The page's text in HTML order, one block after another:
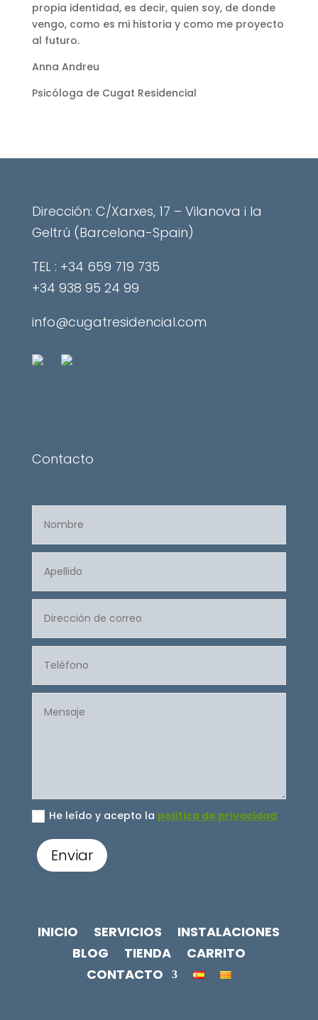
propia identidad, es decir, quien soy, de donde
vengo, como es mi historia y como me proyecto
al futuro.
Anna Andreu
Psicóloga de Cugat Residencial
Dirección: C/Xarxes, 17 – Vilanova i la
Geltrú (Barcelona-Spain)
​TEL : +34 659 719 735
+34 938 95 24 99
info@cugatresidencial.com
Contacto
He leído y acepto la política de privacidad
Enviar
INICIO SERVICIOS
INSTALACIONES
BLOG
TIENDA
CARRITO
CONTACTO